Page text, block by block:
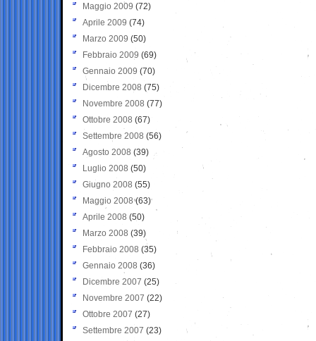
Maggio 2009 (72)
Aprile 2009 (74)
Marzo 2009 (50)
Febbraio 2009 (69)
Gennaio 2009 (70)
Dicembre 2008 (75)
Novembre 2008 (77)
Ottobre 2008 (67)
Settembre 2008 (56)
Agosto 2008 (39)
Luglio 2008 (50)
Giugno 2008 (55)
Maggio 2008(63)
Aprile 2008 (50)
Marzo 2008 (39)
Febbraio 2008 (35)
Gennaio 2008 (36)
Dicembre 2007 (25)
Novembre 2007 (22)
Ottobre 2007 (27)
Settembre 2007 (23)